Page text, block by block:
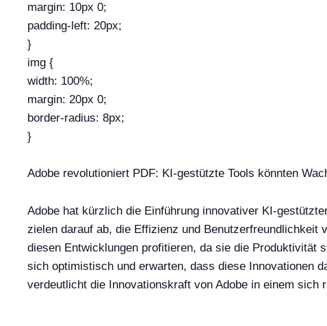
margin: 10px 0;
padding-left: 20px;
}
img {
width: 100%;
margin: 20px 0;
border-radius: 8px;
}
Adobe revolutioniert PDF: KI-gestützte Tools könnten
Adobe hat kürzlich die Einführung innovativer KI-
zielen darauf ab, die Effizienz und Benutzerfreundlichkeit
diesen Entwicklungen profitieren, da sie die Produktivität
sich optimistisch und erwarten, dass diese Innovationen
verdeutlicht die Innovationskraft von Adobe in einem sich